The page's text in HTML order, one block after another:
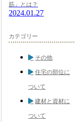
筋」とは？
2024.01.27
カテゴリー
その他
住宅の部位に
ついて
建材と資材に
ついて